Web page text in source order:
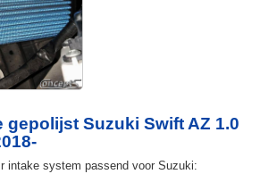
gepolijst Suzuki Swift AZ 1.0
intake system passend voor Suzuki: